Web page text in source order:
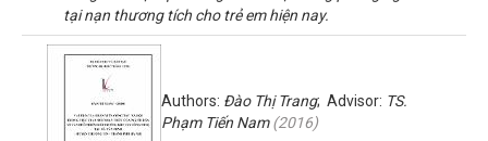
tại nạn thương tích cho trẻ em hiện nay.
Authors: Đào Thị Trang; Advisor: TS.
Phạm Tiến Nam(2016)